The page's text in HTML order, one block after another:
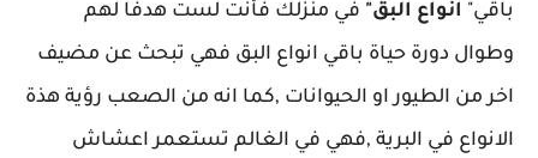
باقي" انواع البق" في منزلك فأنت لست هدفا لهم
وطوال دورة حياة باقي انواع البق فهي تبحث عن مضيف
اخر من الطيور او الحيوانات ,كما انه من الصعب رؤية هذة
الانواع في البرية ,فهي في الغالم تستعمر اعشاش